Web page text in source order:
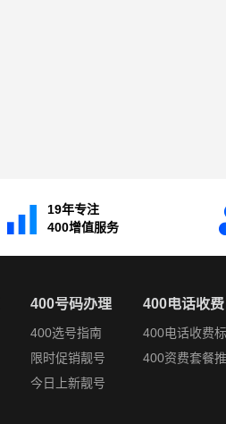
19年专注
400增值服务
400号码办理
400选号指南
限时促销靓号
今日上新靓号
400电话收费
400电话收费
400资费套餐